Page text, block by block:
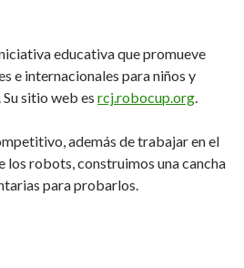
educativa que promueve
e internacionales para niños y
sitio web es rcj.robocup.org.
además de trabajar en el
los robots, construimos una cancha
para probarlos.